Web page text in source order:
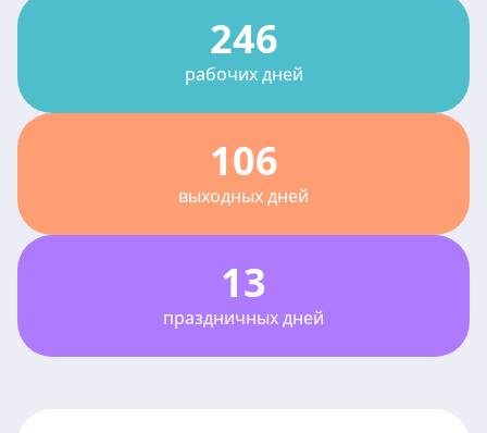
246
рабочих дней
106
выходных дней
13
праздничных дней